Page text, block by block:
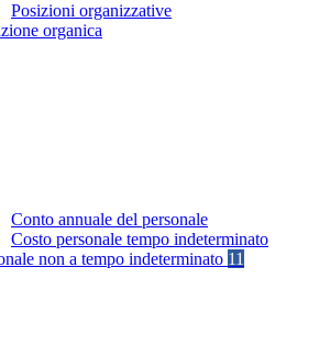
Posizioni organizzative
organica
Conto annuale del personale
Costo personale tempo indeterminato
non a tempo indeterminato 11